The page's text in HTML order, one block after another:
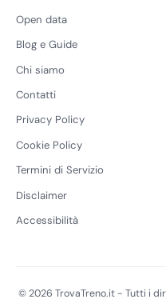
Open data
Blog e Guide
Chi siamo
Contatti
Privacy Policy
Cookie Policy
Termini di Servizio
Disclaimer
Accessibilità
© 2026 TrovaTreno.it - Tutti i